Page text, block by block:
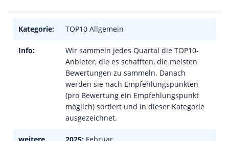
Kategorie: TOP10 Allgemein
Info:
Wir sammeln jedes Quartal die TOP10-
Anbieter, die es schafften, die meisten
Bewertungen zu sammeln. Danach
werden sie nach Empfehlungspunkten
(pro Bewertung ein Empfehlungspunkt
möglich) sortiert und in dieser Kategorie
ausgezeichnet.